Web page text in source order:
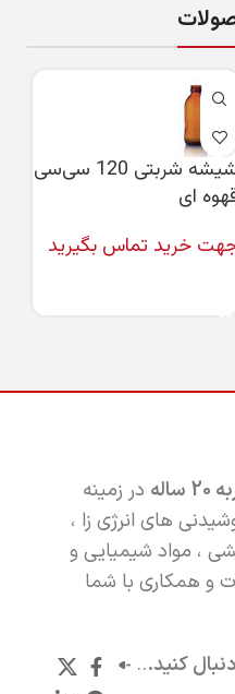
شیشه شربتی 120 سی‌سی
ای
خرید تماس بگیرید
در زمینه
های انرژی زا ،
، مواد شیمیایی و
و همکاری با شما
کنید...